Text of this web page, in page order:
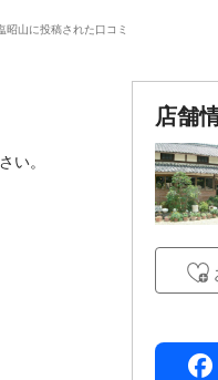
昭山に投稿された口コミ
い。
店舗